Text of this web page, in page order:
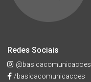
Redes Sociais
@basicacomunicacoes
/basicacomunicacoes